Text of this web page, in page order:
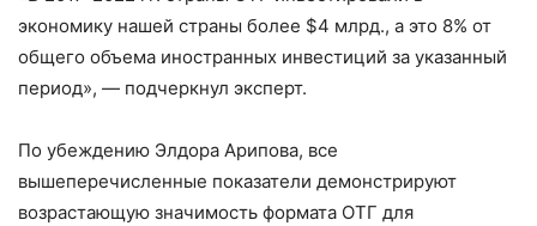
экономику нашей страны более $4 млрд., а это 8% от
общего объема иностранных инвестиций за указанный
период», — подчеркнул эксперт.
По убеждению Элдора Арипова, все
вышеперечисленные показатели демонстрируют
возрастающую значимость формата ОТГ для